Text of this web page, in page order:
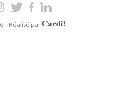
- Réalisé par
Axel